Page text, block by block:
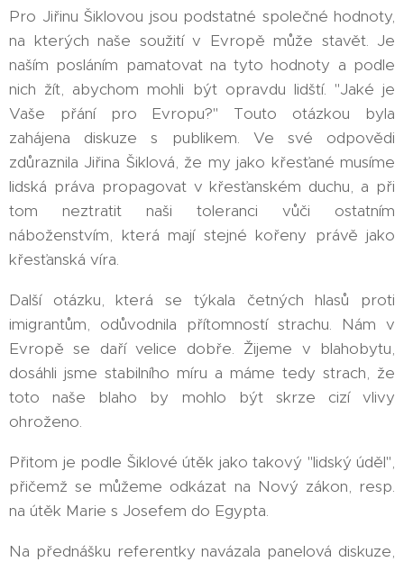
Pro Jiřinu Šiklovou jsou podstatné společné hodnoty,
na kterých naše soužití v Evropě může stavět. Je
naším posláním pamatovat na tyto hodnoty a podle
nich žít, abychom mohli být opravdu lidští. "Jaké je
Vaše přání pro Evropu?" Touto otázkou byla
zahájena diskuze s publikem. Ve své odpovědi
zdůraznila Jiřina Šiklová, že my jako křesťané musíme
lidská práva propagovat v křesťanském duchu, a při
tom neztratit naši toleranci vůči ostatním
náboženstvím, která mají stejné kořeny právě jako
křesťanská víra.
Další otázku, která se týkala četných hlasů proti
imigrantům, odůvodnila přítomností strachu. Nám v
Evropě se daří velice dobře. Žijeme v blahobytu,
dosáhli jsme stabilního míru a máme tedy strach, že
toto naše blaho by mohlo být skrze cizí vlivy
ohroženo.
Přitom je podle Šiklové útěk jako takový "lidský úděl",
přičemž se můžeme odkázat na Nový zákon, resp.
na útěk Marie s Josefem do Egypta.
Na přednášku referentky navázala panelová diskuze,